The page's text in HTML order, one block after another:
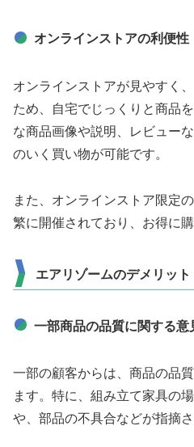
オンラインストアの利便性
オンラインストアが見やすく
ため、自宅でじっくりと商品
な商品画像や説明、レビュー
のいく買い物が可能です。
また、オンラインストア限定
繁に開催されており、お得に
エアリゾームのデメリット
一部商品の品質に関する意
一部の顧客からは、商品の品
ます。特に、組み立て家具の
や、部品の不具合などが指摘